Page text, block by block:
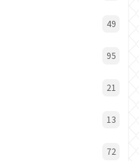
49
95
21
13
72